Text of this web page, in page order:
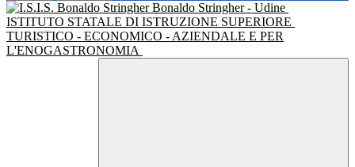
Bonaldo Stringher - Udine
ISTITUTO STATALE DI ISTRUZIONE SUPERIORE
TURISTICO - ECONOMICO - AZIENDALE E PER
L'ENOGASTRONOMIA